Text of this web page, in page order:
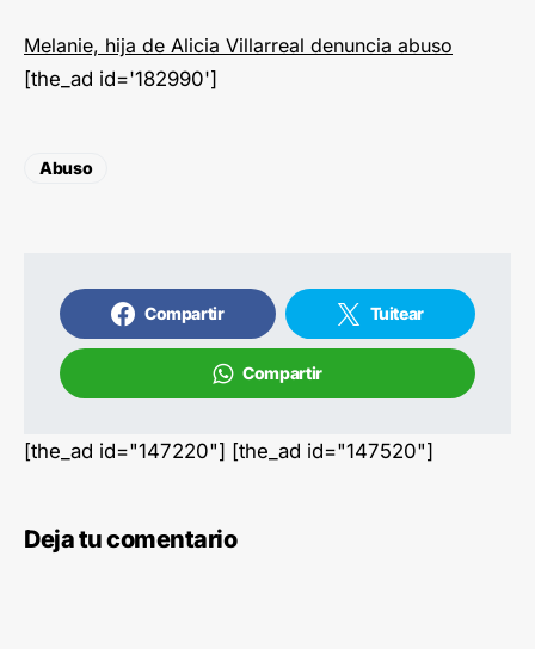
Melanie, hija de Alicia Villarreal denuncia abuso
[the_ad id='182990']
Abuso
Compartir Tuitear
Compartir
[the_ad id="147220"] [the_ad id="147520"]
Deja tu comentario